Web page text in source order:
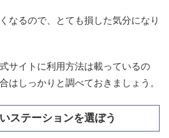
なるので、とても損した気分になり
サイトに利用方法は載っているの
はしっかりと調べておきましょう。
ステーションを選ぼう